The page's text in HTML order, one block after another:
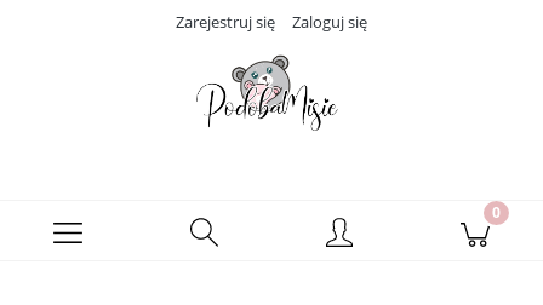
Zarejestruj się Zaloguj się